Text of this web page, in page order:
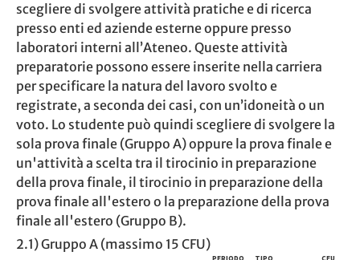
scegliere di svolgere attività pratiche e di ricerca
presso enti ed aziende esterne oppure presso
laboratori interni all’Ateneo. Queste attività
preparatorie possono essere inserite nella carriera
per specificare la natura del lavoro svolto e
registrate, a seconda dei casi, con un’idoneità o un
voto. Lo studente può quindi scegliere di svolgere la
sola prova finale (Gruppo A) oppure la prova finale e
un'attività a scelta tra il tirocinio in preparazione
della prova finale, il tirocinio in preparazione della
prova finale all'estero o la preparazione della prova
finale all'estero (Gruppo B).
2.1) Gruppo A (massimo 15 CFU)